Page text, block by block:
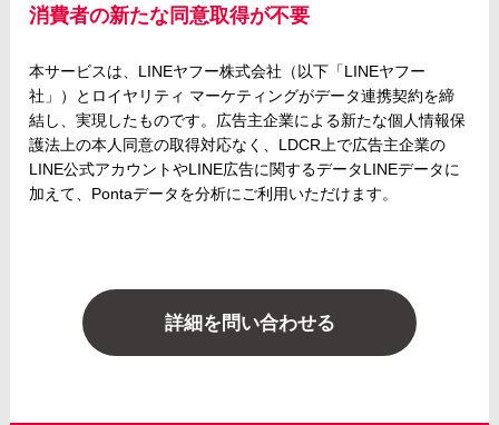
消費者の新たな同意取得が不要
本サービスは、LINEヤフー株式会社（以下「LINEヤフー
社」）とロイヤリティ マーケティングがデータ連携契約を締
結し、実現したものです。広告主企業による新たな個人情報保
護法上の本人同意の取得対応なく、LDCR上で広告主企業の
LINE公式アカウントやLINE広告に関するデータLINEデータに
加えて、Pontaデータを分析にご利用いただけます。
詳細を問い合わせる